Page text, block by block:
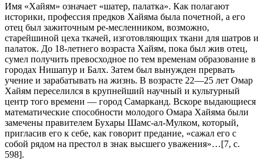
Имя «Хайям» означает «шатер, палатка». Как полагают
историки, профессия предков Хайяма была почетной, а его
отец был зажиточным ре-месленником, возможно,
старейшиной цеха ткачей, изготовляющих ткани для шатров и
палаток. До 18-летнего возраста Хайям, пока был жив отец,
сумел получить превосходное по тем временам образование в
городах Нишапур и Балх. Затем был вынужден прервать
учение и зарабатывать на жизнь. В возрасте 22—25 лет Омар
Хайям переселился в крупнейший научный и культурный
центр того времени — город Самарканд. Вскоре выдающиеся
математические способности молодого Омара Хайяма были
замечены правителем Бухары Шамс-ал-Мулком, который,
пригласив его к себе, как говорит предание, «сажал его с
собой рядом на престол в знак высшего уважения»…[7, с.
598].